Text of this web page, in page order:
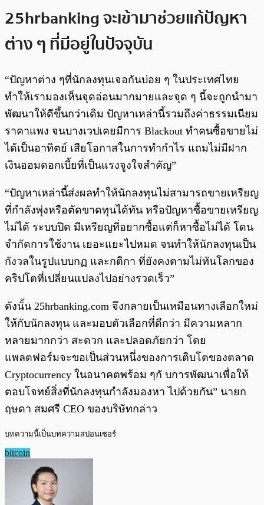
25hrbanking จะเข้ามาช่วยแก้ปัญหา
ต่าง ๆ ที่มีอยู่ในปัจจุบัน
“ปัญหาต่าง ๆที่นักลงทุนเจอกันบ่อย ๆ ในประเทศไทย
ทำให้เรามองเห็นจุดอ่อนมากมายและจุด ๆ นี้จะถูกนำมา
พัฒนาให้ดีขึ้นกว่าเดิม ปัญหาเหล่านี้รวมถึงค่าธรรมเนียม
ราคาแพง จนบางเวปเคยมีการ Blackout ทำคนซื้อขายไม่
ได้เป็นอาทิตย์ เสียโอกาสในการทำกำไร แถมไม่มีฝาก
เงินออมดอกเบี้ยที่เป็นแรงจูงใจสำคัญ”
“ปัญหาเหล่านี้ส่งผลทำให้นักลงทุนไม่สามารถขายเหรียญ
ที่กำลังพุ่งหรือตัดขาดทุนได้ทัน หรือปัญหาซื้อขายเหรียญ
ไม่ได้ ระบบปิด มีเหรียญที่อยากซื้อแต่ก็หาซื้อไม่ได้ โดน
จำกัดการใช้งาน เยอะแยะไปหมด จนทำให้นักลงทุนเป็น
กังวลในรูปแบบกฏ และกติกา ที่ยังคงตามไม่ทันโลกของ
คริปโตที่เปลี่ยนแปลงไปอย่างรวดเร็ว”
ดังนั้น 25hrbanking.com จึงกลายเป็นเหมือนทางเลือกใหม่
ให้กับนักลงทุน และมอบตัวเลือกที่ดีกว่า มีความหลาก
หลายมากกว่า สะดวก และปลอดภัยกว่า โดย
แพลตฟอร์มจะขอเป็นส่วนหนึ่งของการเติบโตของตลาด
Cryptocurrency ในอนาคตพร้อม ๆกั บการพัฒนาเพื่อให้
ตอบโจทย์สิ่งที่นักลงทุนกำลังมองหา ไปด้วยกัน” นายก
ฤษดา สมศรี CEO ของบริษัทกล่าว
บทความนี้เป็นบทความสปอนเซอร์
bitcoin